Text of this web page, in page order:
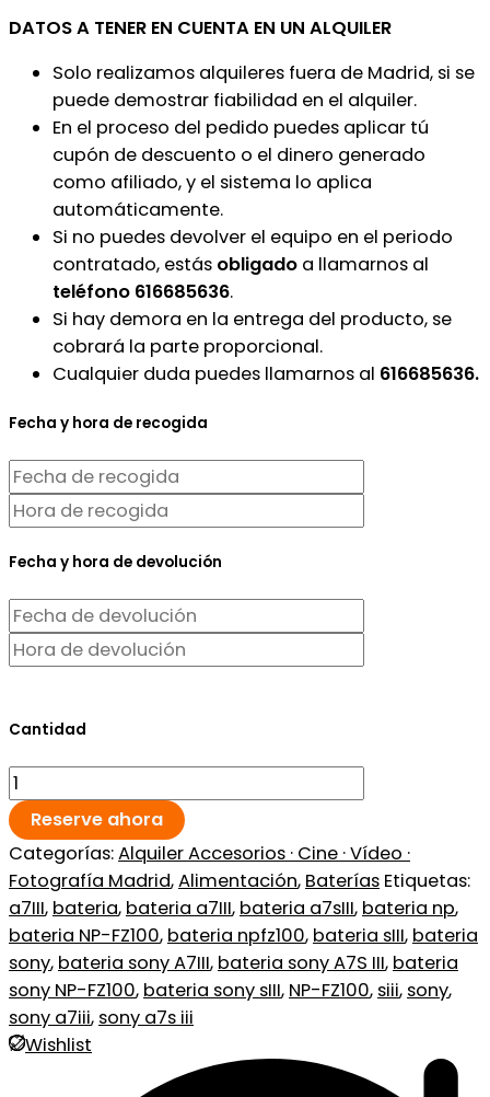
DATOS A TENER EN CUENTA EN UN ALQUILER
Solo realizamos alquileres fuera de Madrid, si se
puede demostrar fiabilidad en el alquiler.
En el proceso del pedido puedes aplicar tú
cupón de descuento o el dinero generado
como afiliado, y el sistema lo aplica
automáticamente.
Si no puedes devolver el equipo en el periodo
contratado, estás obligado a llamarnos al
teléfono 616685636.
Si hay demora en la entrega del producto, se
cobrará la parte proporcional.
Cualquier duda puedes llamarnos al 616685636.
Fecha y hora de recogida
Fecha y hora de devolución
Cantidad
Reserve ahora
Categorías:Alquiler Accesorios · Cine · Vídeo ·
Fotografía Madrid,Alimentación, Baterías Etiquetas:
a7III, bateria, bateria a7III, bateria a7sIII, bateria np,
bateria NP-FZ100, bateria npfz100, bateria sIII, bateria
sony, bateria sony A7III, bateria sony A7S III, bateria
sony NP-FZ100, bateria sony sIII, NP-FZ100, siii, sony,
sony a7iii, sony a7s iii
Wishlist